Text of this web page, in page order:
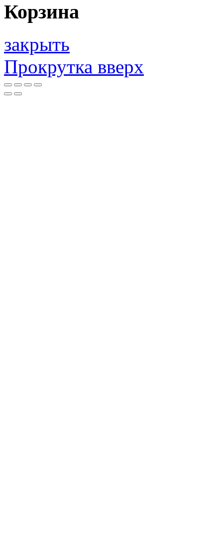
Корзина
закрыть
Прокрутка вверх